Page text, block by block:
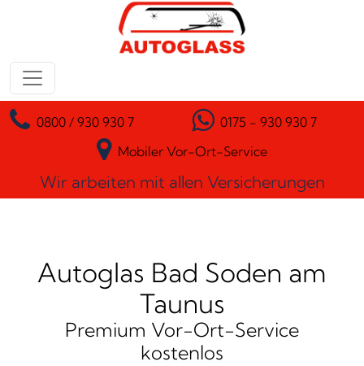
Zum Inhalt springen
Hauptnavigation
0800 / 930 930 7
0175 - 930 930 7
Mobiler Vor-Ort-Service
Wir arbeiten mit allen Versicherungen
Autoglas Bad Soden am
Taunus
Premium Vor-Ort-Service
kostenlos